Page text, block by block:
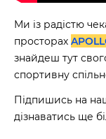
Ми із радістю
просторах
знайдеш тут
спортивну
Підпишись на
дізнаватись ще